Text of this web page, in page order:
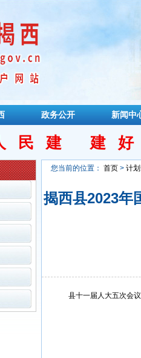
政务公开 新闻中
民建 建
您当前的位置： 首页 > 计
揭西县2023年
县十一届人大五次会议